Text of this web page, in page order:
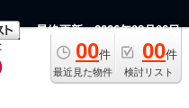
最終更新：2026年08月06日
00件
最近見た物件
00件
検討リスト